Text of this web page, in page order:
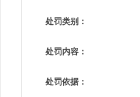
处罚类别：
处罚内容：
处罚依据：